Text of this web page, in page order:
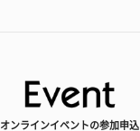
オンラインイベントの参加申込